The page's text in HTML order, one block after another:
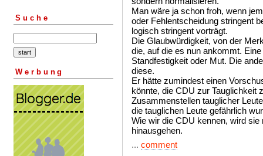
Suche
Werbung
Man wäre ja schon froh, wenn
oder Fehlentscheidung stringent
logisch stringent vorträgt.
Die Glaubwürdigkeit, von der
die, auf die es nun ankommt.
Standfestigkeit oder Mut. Die
diese.
Er hätte zumindest einen
könnte, die CDU zur Tauglichkeit
Zusammenstellen tauglicher
die tauglichen Leute gefährlich
Wie wir die CDU kennen, wird
hinausgehen.
... comment